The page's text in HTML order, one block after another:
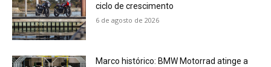
ciclo de crescimento
6 de agosto de 2026
Marco histórico: BMW Motorrad atinge a